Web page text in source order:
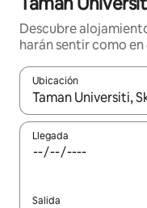
Descubre
harán sentir como en
Ubicación
Cuando los
Llegada
Salida